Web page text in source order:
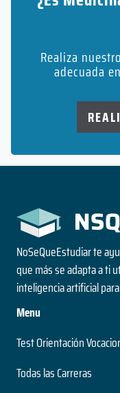
Realiza
adecuada
NoSeQueEstudiar te
que más se adapta a ti
inteligencia artificial
Menu
Test Orientación
Todas las Carreras